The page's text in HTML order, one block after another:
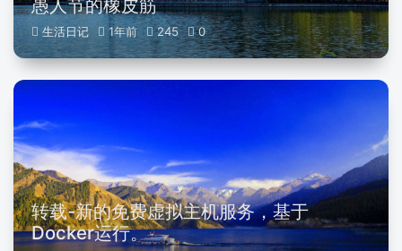
愚人节的橡皮筋
生活日记 1年前 245 0
转载-新的免费虚拟主机服务，基于
Docker运行。